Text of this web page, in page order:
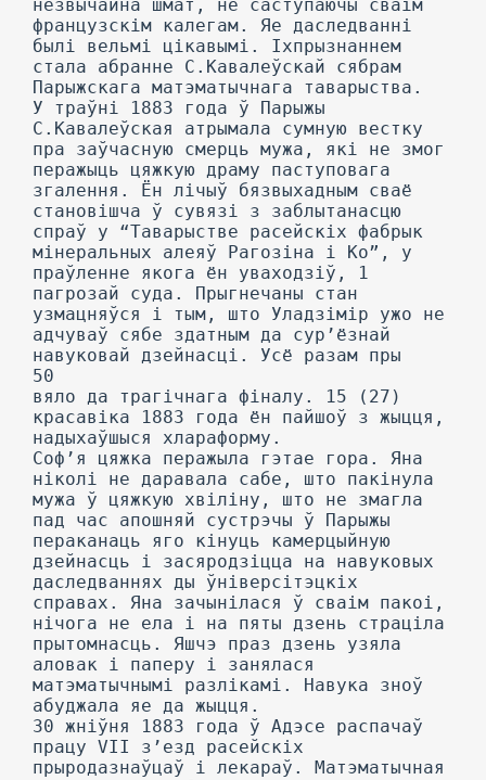
незвычайна шмат, не саступаючы сваім
французскім калегам. Яе даследванні
былі вельмі цікавымі. Іхпрызнаннем
стала абранне С.Кавалеўскай сябрам
Парыжскага матэматычнага таварыства.
У траўні 1883 года ў Парыжы
С.Кавалеўская атрымала сумную вестку
пра заўчасную смерць мужа, які не змог
перажыць цяжкую драму паступовага
згалення. Ён лічыў бязвыхадным сваё
становішча ў сувязі з заблытанасцю
спраў у “Таварыстве расейскіх фабрык
мінеральных алеяў Рагозіна і Ко”, у
праўленне якога ён уваходзіў, 1
пагрозай суда. Прыгнечаны стан
узмацняўся і тым, што Уладзімір ужо не
адчуваў сябе здатным да сур’ёзнай
навуковай дзейнасці. Усё разам пры
50
вяло да трагічнага фіналу. 15 (27)
красавіка 1883 года ён пайшоў з жыцця,
надыхаўшыся хлараформу.
Соф’я цяжка перажыла гэтае гора. Яна
ніколі не даравала сабе, што пакінула
мужа ў цяжкую хвіліну, што не змагла
пад час апошняй сустрэчы ў Парыжы
пераканаць яго кінуць камерцыйную
дзейнасць і засяродзіцца на навуковых
даследваннях ды ўніверсітэцкіх
справах. Яна зачынілася ў сваім пакоі,
нічога не ела і на пяты дзень страціла
прытомнасць. Яшчэ праз дзень узяла
аловак і паперу і занялася
матэматычнымі разлікамі. Навука зноў
абуджала яе да жыцця.
30 жніўня 1883 года ў Адэсе распачаў
працу VII з’езд расейскіх
прыродазнаўцаў і лекараў. Матэматычная